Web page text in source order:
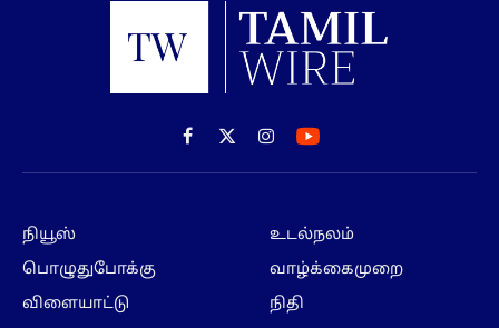
Facebook
X
(Twitter)
Instagram
நியூஸ்
பொழுதுபோக்கு
விளையாட்டு
உடல்நலம்
வாழ்க்கைமுறை
நிதி